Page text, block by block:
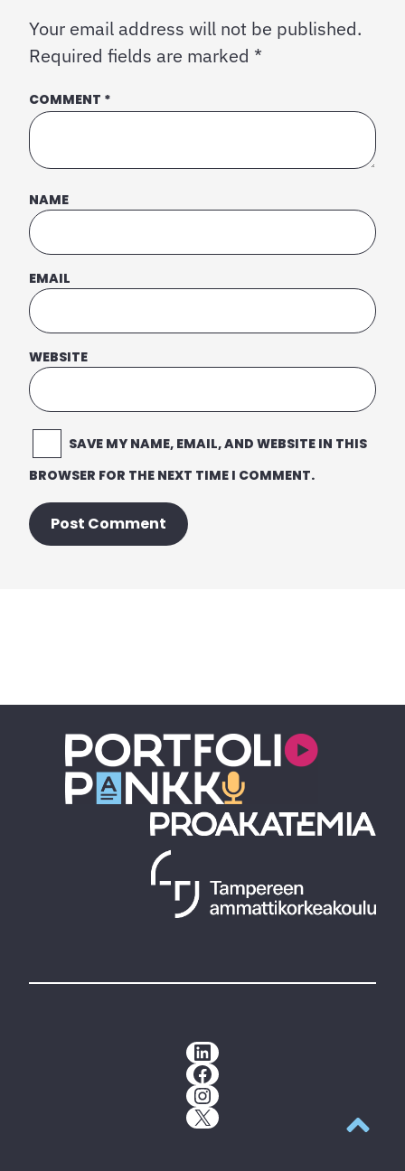
Your email address will not be published.
Required fields are marked *
COMMENT *
NAME
EMAIL
WEBSITE
SAVE MY NAME, EMAIL, AND WEBSITE IN THIS
BROWSER FOR THE NEXT TIME I COMMENT.
LinkedIn
Facebook
Instagram
X
Back to